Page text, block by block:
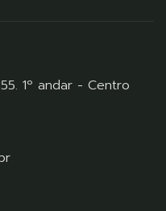
1º andar - Centro